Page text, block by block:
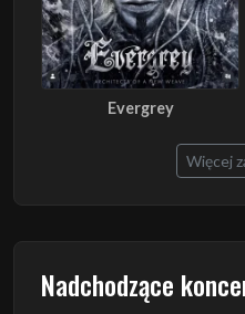
Evergrey
Więcej
Nadchodzące